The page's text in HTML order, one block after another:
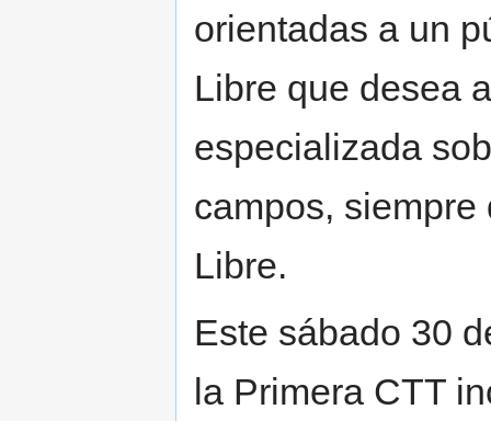
orientadas a un
Libre que desea
especializada
campos,
Libre.
Este sábado 30
la Primera CTT